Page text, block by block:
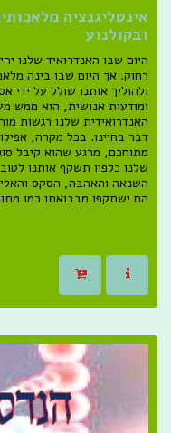
אינטליגנציה
ובקולנוע
היום שבו האנדרואיד שלנו
רחוק. אך היום שבו בינה
ולהוליך אותנו שולל על
ומודעות אנושית, הוא ממש
האנדרואידית שלנו רגשות
דבר בחיינו. בכל מקרה,
מתוחכם, מרגע שהוא קיבל
שלנו כלפיו תשקף אותנו
השנאה והאהבה, הסקס
הם ישתקפו מבבואתו כמו מתוך